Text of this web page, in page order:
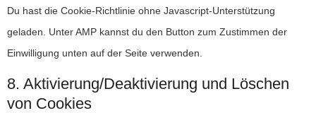
Du hast die Cookie-Richtlinie ohne Javascript-Unterstützung
geladen. Unter AMP kannst du den Button zum Zustimmen der
Einwilligung unten auf der Seite verwenden.
8. Aktivierung/Deaktivierung und Löschen
von Cookies